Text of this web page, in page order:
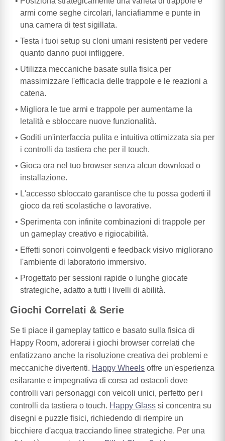
armi come seghe circolari, lanciafiamme e punte in
una camera di test sigillata.
Testa i tuoi setup su cloni umani resistenti per vedere
quanto danno puoi infliggere.
Utilizza meccaniche basate sulla fisica per
massimizzare l'efficacia delle trappole e le reazioni a
catena.
Migliora le tue armi e trappole per aumentarne la
letalità e sbloccare nuove funzionalità.
Goditi un'interfaccia pulita e intuitiva ottimizzata sia per
i controlli da tastiera che per il touch.
Gioca ora nel tuo browser senza alcun download o
installazione.
L'accesso sbloccato garantisce che tu possa goderti il
gioco da reti scolastiche o lavorative.
Sperimenta con infinite combinazioni di trappole per
un gameplay creativo e rigiocabilità.
Effetti sonori coinvolgenti e feedback visivo migliorano
l'ambiente di laboratorio immersivo.
Progettato per sessioni rapide o lunghe giocate
strategiche, adatto a tutti i livelli di abilità.
Giochi Correlati & Serie
Se ti piace il gameplay tattico e basato sulla fisica di
Happy Room, adorerai i giochi browser correlati che
enfatizzano anche la risoluzione creativa dei problemi e
meccaniche divertenti. Happy Wheels offre un'esperienza
esilarante e impegnativa di corsa ad ostacoli dove
controlli vari personaggi con veicoli unici, perfetto per i
controlli da tastiera o touch. Happy Glass si concentra su
disegni e puzzle fisici, richiedendo di riempire un
bicchiere d'acqua tracciando linee strategiche. Per una